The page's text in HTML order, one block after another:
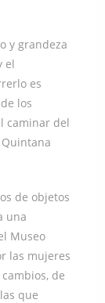
y grandeza
el
es
los
caminar del
de objetos
una
Museo
las mujeres
de
que